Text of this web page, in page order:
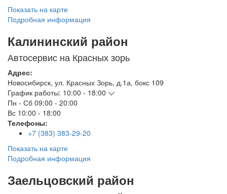
Показать на карте
Подробная информация
Калининский район
Автосервис на Красных зорь
Адрес:
Новосибирск, ул. Красных Зорь, д.1а, бокс 109
График работы: 10:00 - 18:00
Пн - Сб 09:00 - 20:00
Вс 10:00 - 18:00
Телефоны:
+7 (383) 383-29-20
Показать на карте
Подробная информация
Заельцовский район